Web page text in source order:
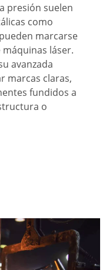
presión suelen
como
marcarse
láser.
avanzada
marcas claras,
fundidos a
o